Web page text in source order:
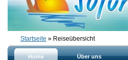
Startseite » Reiseübersicht
Home Über uns